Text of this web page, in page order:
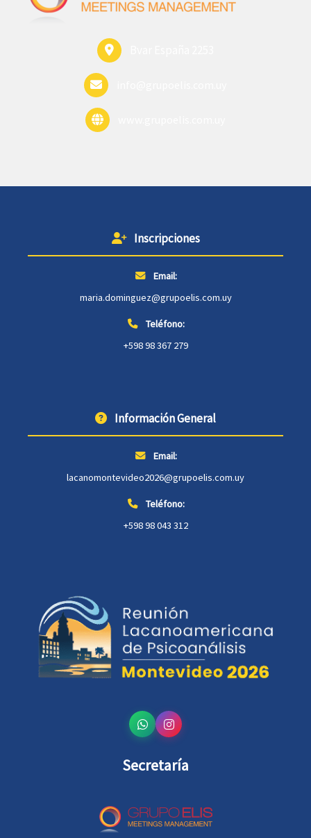
Inscripciones
Email:
maria.dominguez@grupoelis.com.uy
Teléfono:
+598 98 367 279
Información General
Email:
lacanomontevideo2026@grupoelis.com.uy
Teléfono:
+598 98 043 312
Secretaría